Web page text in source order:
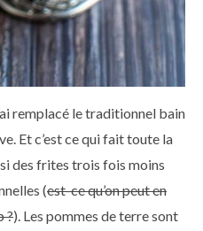
remplacé le traditionnel bain
Et c’est ce qui fait toute la
des frites trois fois moins
(est-ce qu’on peut en
?). Les pommes de terre sont